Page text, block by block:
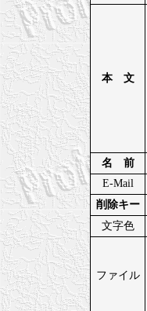
本 文
名 前
E-Mail
削除キー
文字色
ファイル